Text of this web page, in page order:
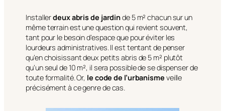
Installerdeux abris de jardinde 5 m² chacun sur un
même terrain est une question qui revient souvent,
tant pour le besoin d’espace que pour éviter les
lourdeurs administratives. Il est tentant de penser
qu’en choisissant deux petits abris de 5 m² plutôt
qu’un seul de 10 m², il sera possible de se dispenser de
toute formalité. Or, le code de l’urbanisme veille
précisément à ce genre de cas.